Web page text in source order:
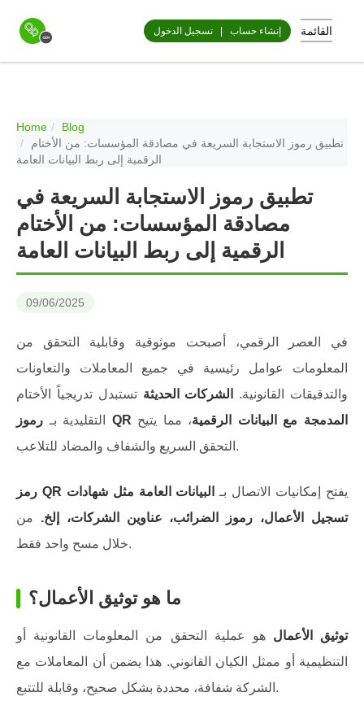
إنشاء حساب تسجيل الدخول القائمة
Home
Blog
تطبيق رموز الاستجابة السريعة في مصادقة المؤسسات: من الأختام
الرقمية إلى ربط البيانات العامة
تطبيق رموز الاستجابة السريعة في
مصادقة المؤسسات: من الأختام
الرقمية إلى ربط البيانات العامة
09/06/2025
في العصر الرقمي، أصبحت موثوقية وقابلية التحقق من
المعلومات عوامل رئيسية في جميع المعاملات والتعاونات
والتدقيقات القانونية.
الشركات الحديثة تستبدل تدريجياً الأختام
التقليدية بـ
رموز QR المدمجة مع البيانات الرقمية، مما يتيح
التحقق السريع والشفاف والمضاد للتلاعب.
رمز QR يفتح إمكانيات الاتصال بـ
البيانات العامة مثل شهادات
تسجيل الأعمال، رموز الضرائب، عناوين الشركات، إلخ. من
خلال مسح واحد فقط.
ما هو توثيق الأعمال؟
توثيق الأعمال هو عملية التحقق من المعلومات القانونية أو
التنظيمية أو ممثل الكيان القانوني. هذا يضمن أن المعاملات مع
الشركة شفافة، محددة بشكل صحيح، وقابلة للتتبع.